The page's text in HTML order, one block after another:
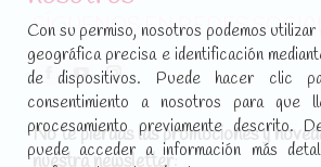
SÍGUENOS EN REDES
Encuéntranos en:
Facebook
page
opens
YouTube
page
opens
Instagram
page
opens
No te pierdas las promociones y
Con su permiso, nosotros podemos
geográfica precisa e identificación
de dispositivos. Puede hacer clic
consentimiento a nosotros para que
procesamiento previamente descrito.
puede acceder a información más